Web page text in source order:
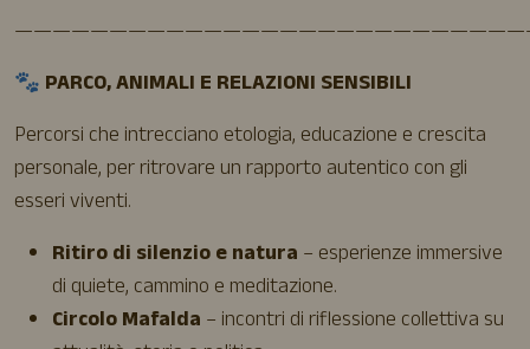
🐾 PARCO, ANIMALI E RELAZIONI SENSIBILI
Percorsi che intrecciano etologia, educazione e crescita
personale, per ritrovare un rapporto autentico con gli
esseri viventi.
Ritiro di silenzio e natura – esperienze immersive
di quiete, cammino e meditazione.
Circolo Mafalda – incontri di riflessione collettiva su